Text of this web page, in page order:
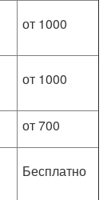
от 1000
от 1000
от 700
Бесплатно